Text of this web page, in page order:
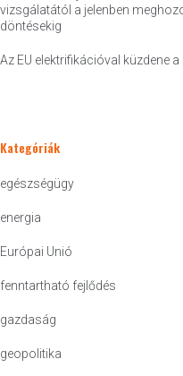
vizsgálatától a jelenben
döntésekig
Az EU elektrifikációval küzdene
Kategóriák
egészségügy
energia
Európai Unió
fenntartható fejlődés
gazdaság
geopolitika